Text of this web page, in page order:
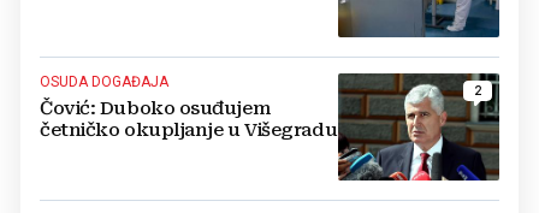
2
OSUDA DOGAĐAJA
Čović: Duboko osuđujem
četničko okupljanje u Višegradu